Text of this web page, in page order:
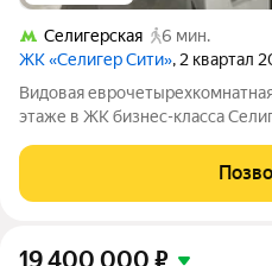
Селигерская
6 мин.
ЖК «Селигер Сити», 2 квартал
Видовая
этаже в ЖК бизнес-класса
евро 4-комнатная квартира
жилом комплексе
19 400 000 ₽